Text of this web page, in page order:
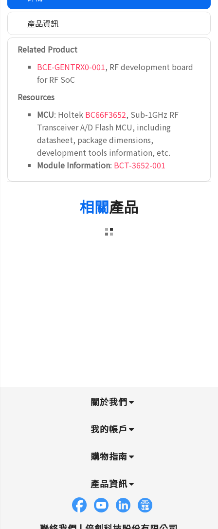
產品資訊
Related Product
BCE-GENTRX0-001, RF development board
for RF SoC
Resources
MCU: Holtek BC66F3652, Sub-1GHz RF
Transceiver A/D Flash MCU, including
datasheet, package dimensions,
development tools information, etc.
Module Information: BCT-3652-001
相關產品
關於我們
我的帳戶
購物指南
產品資訊